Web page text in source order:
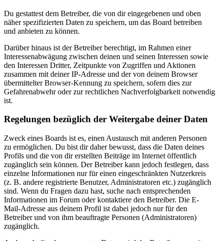
Du gestattest dem Betreiber, die von dir eingegebenen und oben
näher spezifizierten Daten zu speichern, um das Board betreiben
und anbieten zu können.
Darüber hinaus ist der Betreiber berechtigt, im Rahmen einer
Interessenabwägung zwischen deinen und seinen Interessen sowie
den Interessen Dritter, Zeitpunkte von Zugriffen und Aktionen
zusammen mit deiner IP-Adresse und der von deinem Browser
übermittelter Browser-Kennung zu speichern, sofern dies zur
Gefahrenabwehr oder zur rechtlichen Nachverfolgbarkeit notwendig
ist.
Regelungen bezüglich der Weitergabe deiner Daten
Zweck eines Boards ist es, einen Austausch mit anderen Personen
zu ermöglichen. Du bist dir daher bewusst, dass die Daten deines
Profils und die von dir erstellten Beiträge im Internet öffentlich
zugänglich sein können. Der Betreiber kann jedoch festlegen, dass
einzelne Informationen nur für einen eingeschränkten Nutzerkreis
(z. B. andere registrierte Benutzer, Administratoren etc.) zugänglich
sind. Wenn du Fragen dazu hast, suche nach entsprechenden
Informationen im Forum oder kontaktiere den Betreiber. Die E-
Mail-Adresse aus deinem Profil ist dabei jedoch nur für den
Betreiber und von ihm beauftragte Personen (Administratoren)
zugänglich.